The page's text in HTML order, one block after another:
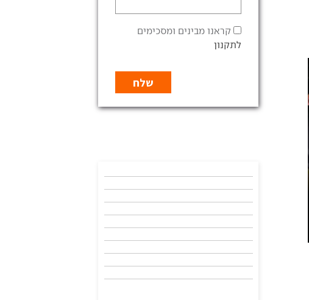
קראנו מבינים ומסכימים
לתקנון